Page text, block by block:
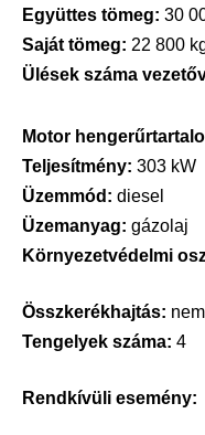
Együttes tömeg: 30
Saját tömeg: 22 800
Ülések száma
Motor
Teljesítmény: 303 kW
Üzemmód: diesel
Üzemanyag: gázolaj
Környezetvédelmi
Összkerékhajtás: nem
Tengelyek száma: 4
Rendkívüli esemény: